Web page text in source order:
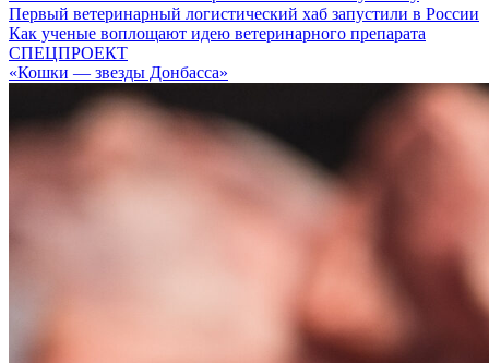
Первый ветеринарный логистический хаб запустили в России
Как ученые воплощают идею ветеринарного препарата
СПЕЦПРОЕКТ
«Кошки — звезды Донбасса»